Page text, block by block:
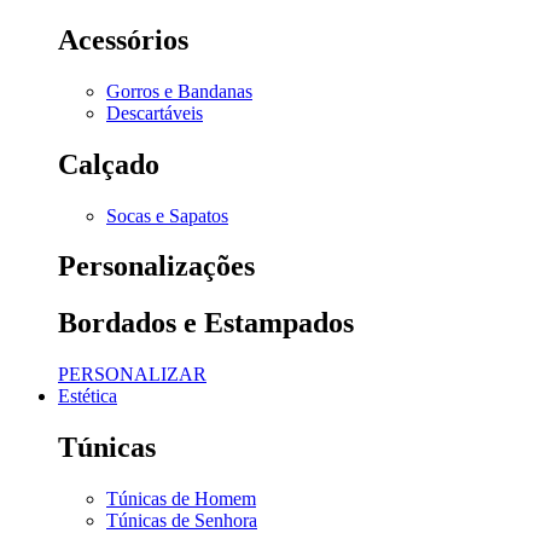
Acessórios
Gorros e Bandanas
Descartáveis
Calçado
Socas e Sapatos
Personalizações
Bordados e Estampados
PERSONALIZAR
Estética
Túnicas
Túnicas de Homem
Túnicas de Senhora